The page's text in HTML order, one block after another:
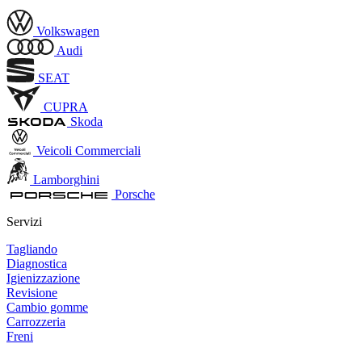
Volkswagen
Audi
SEAT
CUPRA
Skoda
Veicoli Commerciali
Lamborghini
Porsche
Servizi
Tagliando
Diagnostica
Igienizzazione
Revisione
Cambio gomme
Carrozzeria
Freni